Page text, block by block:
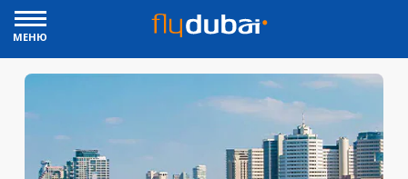
МЕНЮ